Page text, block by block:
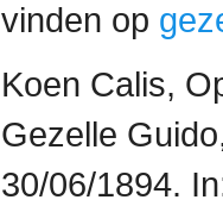
vinden op
Koen Calis,
Gezelle
30/06/1894.